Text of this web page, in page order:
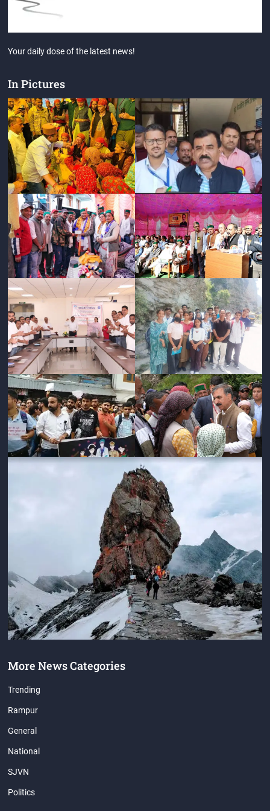
Your daily dose of the latest news!
In Pictures
More News Categories
Trending
Rampur
General
National
SJVN
Politics